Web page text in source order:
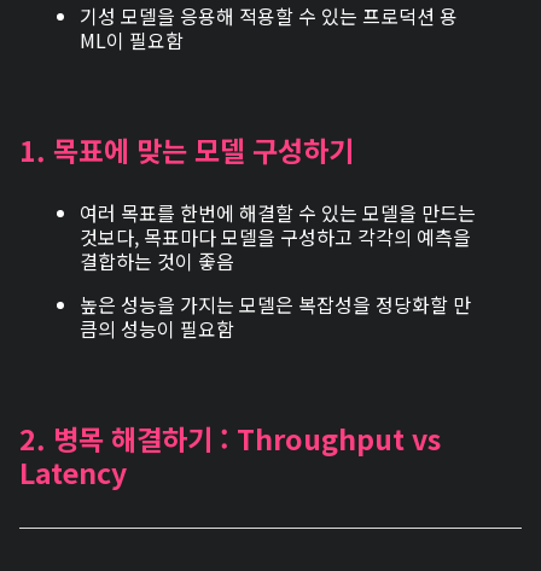
기성 모델을 응용해 적용할 수 있는 프로덕션 용
ML이 필요함
1. 목표에 맞는 모델 구성하기
여러 목표를 한번에 해결할 수 있는 모델을 만드는
것보다, 목표마다 모델을 구성하고 각각의 예측을
결합하는 것이 좋음
높은 성능을 가지는 모델은 복잡성을 정당화할 만
큼의 성능이 필요함
2. 병목 해결하기 : Throughput vs
Latency